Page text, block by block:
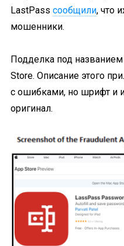
LastPass сообщили, что
мошенники.
Подделка под
Store. Описание этого
с ошибками, но шрифт и
оригинал.